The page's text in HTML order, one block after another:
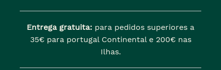
Entrega gratuita: para pedidos superiores a
35€ para portugal Continental e 200€ nas
Ilhas.